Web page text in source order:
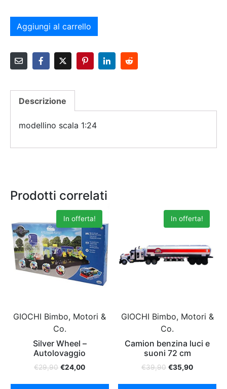
Aggiungi al carrello
Descrizione
modellino scala 1:24
Prodotti correlati
In offerta!
GIOCHI Bimbo, Motori &
Co.
Silver Wheel –
Autolovaggio
€29,90 €24,00
In offerta!
GIOCHI Bimbo, Motori &
Co.
Camion benzina luci e
suoni 72 cm
€39,90 €35,90